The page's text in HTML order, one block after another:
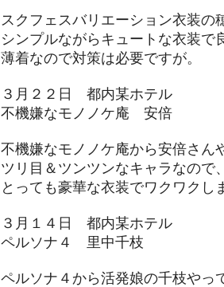
スクフェスバリエーション衣装の
シンプルながらキュートな衣装で
​薄着なので対策は必要ですが。
３月２２日 都内某ホテル
不機嫌なモノノケ庵 安倍
不機嫌なモノノケ庵から安倍さん
ツリ目＆ツンツンなキャラなので
とっても豪華な衣装でワクワクし
３月１４日 都内某ホテル
ペルソナ４ 里中千枝
ペルソナ４から活発娘の千枝やっ